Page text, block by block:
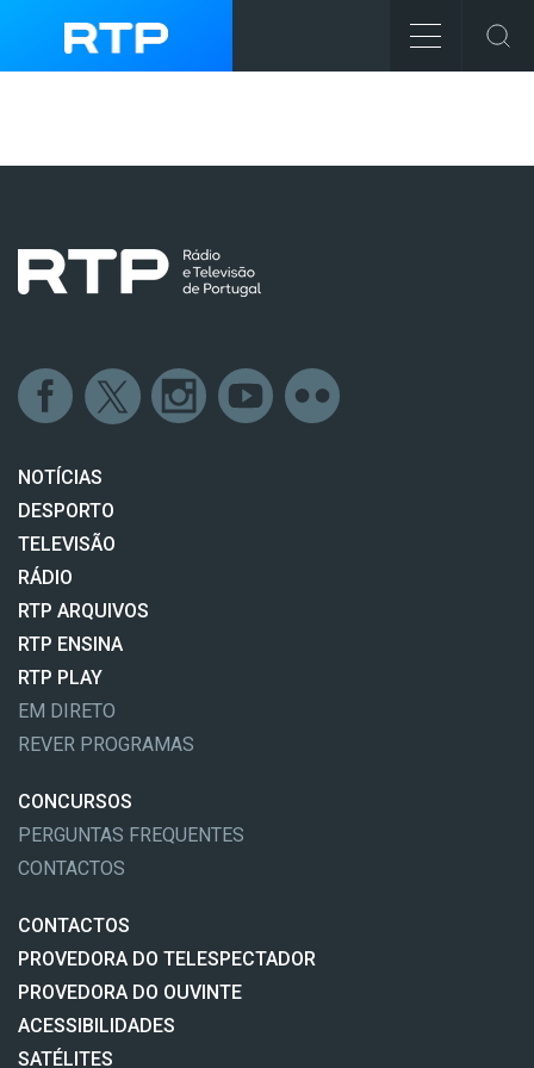
NOTÍCIAS
DESPORTO
TELEVISÃO
RÁDIO
RTP ARQUIVOS
RTP ENSINA
RTP PLAY
EM DIRETO
REVER PROGRAMAS
CONCURSOS
PERGUNTAS FREQUENTES
CONTACTOS
CONTACTOS
PROVEDORA DO TELESPECTADOR
PROVEDORA DO OUVINTE
ACESSIBILIDADES
SATÉLITES